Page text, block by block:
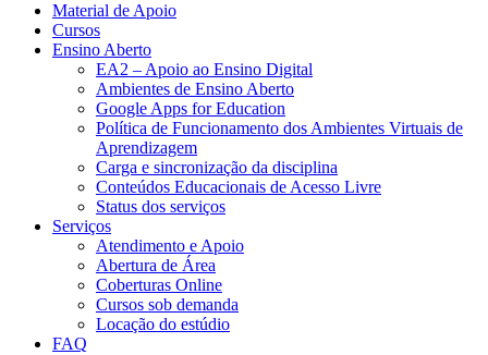
Material de Apoio
Cursos
Ensino Aberto
EA2 – Apoio ao Ensino Digital
Ambientes de Ensino Aberto
Google Apps for Education
Política de Funcionamento dos Ambientes Virtuais de
Aprendizagem
Carga e sincronização da disciplina​
Conteúdos Educacionais de Acesso Livre​
Status dos serviços​​
Serviços
Atendimento e Apoio
Abertura de Área
Coberturas Online​
Cursos sob demanda
Locação do estúdio
FAQ